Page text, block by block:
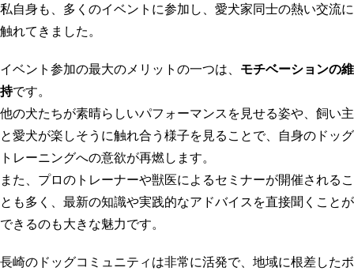
私自身も、多くのイベントに参加し、愛犬家同士の熱い交流に
触れてきました。
イベント参加の最大のメリットの一つは、 モチベーションの維
持です。
他の犬たちが素晴らしいパフォーマンスを見せる姿や、飼い主
と愛犬が楽しそうに触れ合う様子を見ることで、自身の ドッグ
トレーニングへの意欲が再燃します。
また、プロのトレーナーや獣医によるセミナーが開催されるこ
とも多く、最新の知識や実践的なアドバイスを直接聞くことが
できるのも大きな魅力です。
長崎のドッグコミュニティは非常に活発で、地域に根差したボ